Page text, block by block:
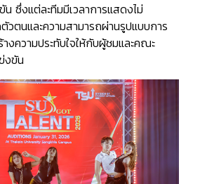
น ซึ่งแต่ละทีมมีเวลาการแสดงไม่
วตนและความสามารถผ่านรูปแบบการ
งความประทับใจให้กับผู้ชมและคณะ
งขัน